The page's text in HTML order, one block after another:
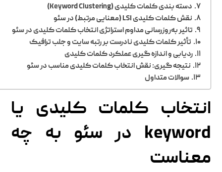
دسته بندی کلمات کلیدی (Keyword Clustering)
نقش کلمات کلیدی LSI (معنایی مرتبط) در سئو
تاثیر به‌روزرسانی مداوم استراتژی انتخاب کلمات کلیدی در سئو
تأثیر کلمات کلیدی نادرست بر رتبه سایت و جلب ترافیک
ردیابی و اندازه گیری عملکرد کلمات کلیدی
نتیجه گیری: نقش انتخاب کلمات کلیدی مناسب در سئو
سوالات متداول
انتخاب کلمات کلیدی یا
keyword در سئو به چه
معناست